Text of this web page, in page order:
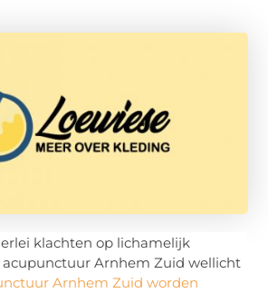
klachten op lichamelijk
acupunctuur Arnhem Zuid wellicht
Arnhem Zuid worden